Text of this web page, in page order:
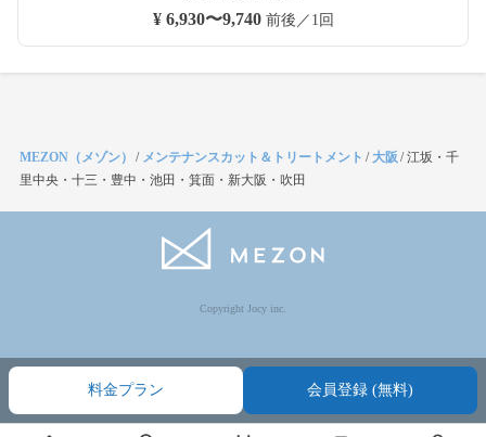
¥ 6,930〜9,740前後／1回
料金プラン 会員登録 (無料)
MEZON（メゾン） / メンテナンスカット＆トリートメント /大阪 /江坂・千
里中央・十三・豊中・池田・箕面・新大阪・吹田
Copyright Jocy inc.